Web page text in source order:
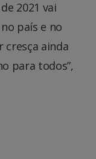
2021 vai
país e no
cresça ainda
para todos”,